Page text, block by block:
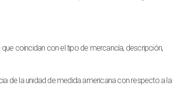
coincidan con el tipo de mercancía, descripción,
de la unidad de medida americana con respecto a la